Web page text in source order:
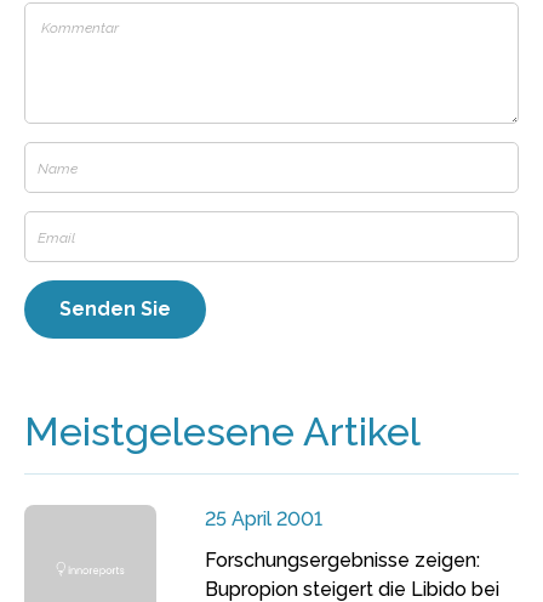
Meistgelesene Artikel
25 April 2001
Forschungsergebnisse zeigen:
Bupropion steigert die Libido bei